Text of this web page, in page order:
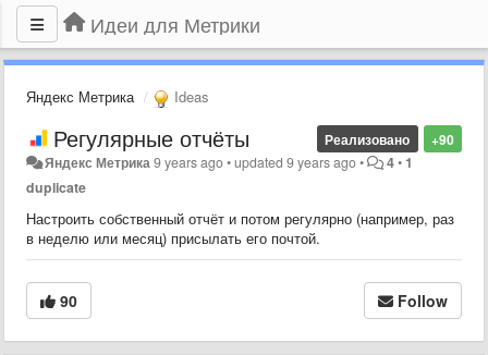
Идеи для Метрики
Яндекс Метрика Ideas
+90
Реализовано
Регулярные отчёты
Яндекс Метрика 9 years ago•updated9 years ago• 4• 1
duplicate
Настроить собственный отчёт и потом регулярно (например, раз
в неделю или месяц) присылать его почтой.
90 Follow